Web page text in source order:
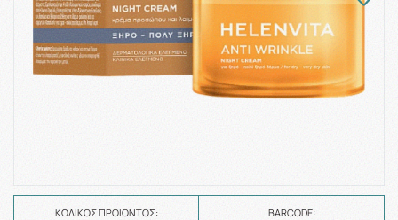
ΚΩΔΙΚΌΣ ΠΡΟΪΌΝΤΟΣ: BARCODE: